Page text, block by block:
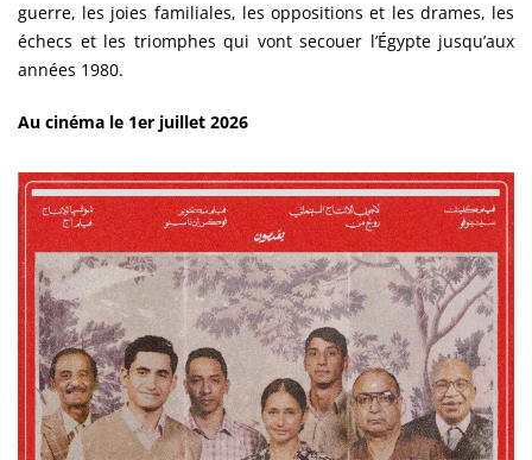
guerre, les joies familiales, les oppositions et les drames, les
échecs et les triomphes qui vont secouer l’Égypte jusqu’aux
années 1980.
Au cinéma le 1er juillet 2026